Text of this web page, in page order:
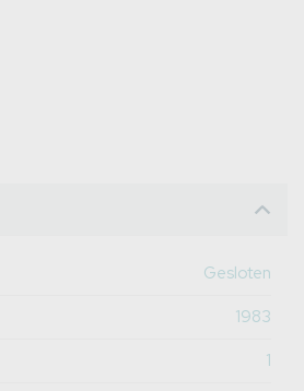
Gesloten
1983
1